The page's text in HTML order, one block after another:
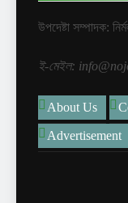
উপদেষ্টা সম্পাদক:
ই-মেইল:
About Us
Advertisement